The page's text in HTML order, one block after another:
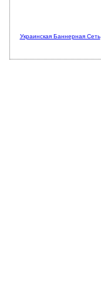
Украинская Баннерная Сеть